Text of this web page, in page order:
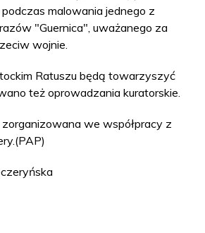
malowania jednego z
"Guernica", uważanego za
wojnie.
Ratuszu będą towarzyszyć
też oprowadzania kuratorskie.
we współpracy z